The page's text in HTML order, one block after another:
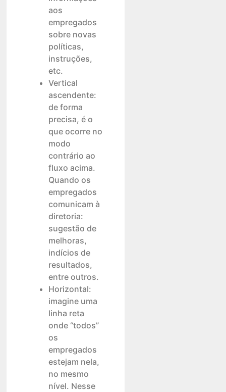
aos
empregados
sobre novas
políticas,
instruções,
etc.
Vertical
ascendente:
de forma
precisa, é o
que ocorre no
modo
contrário ao
fluxo acima.
Quando os
empregados
comunicam à
diretoria:
sugestão de
melhoras,
indícios de
resultados,
entre outros.
Horizontal:
imagine uma
linha reta
onde “todos”
os
empregados
estejam nela,
no mesmo
nível. Nesse